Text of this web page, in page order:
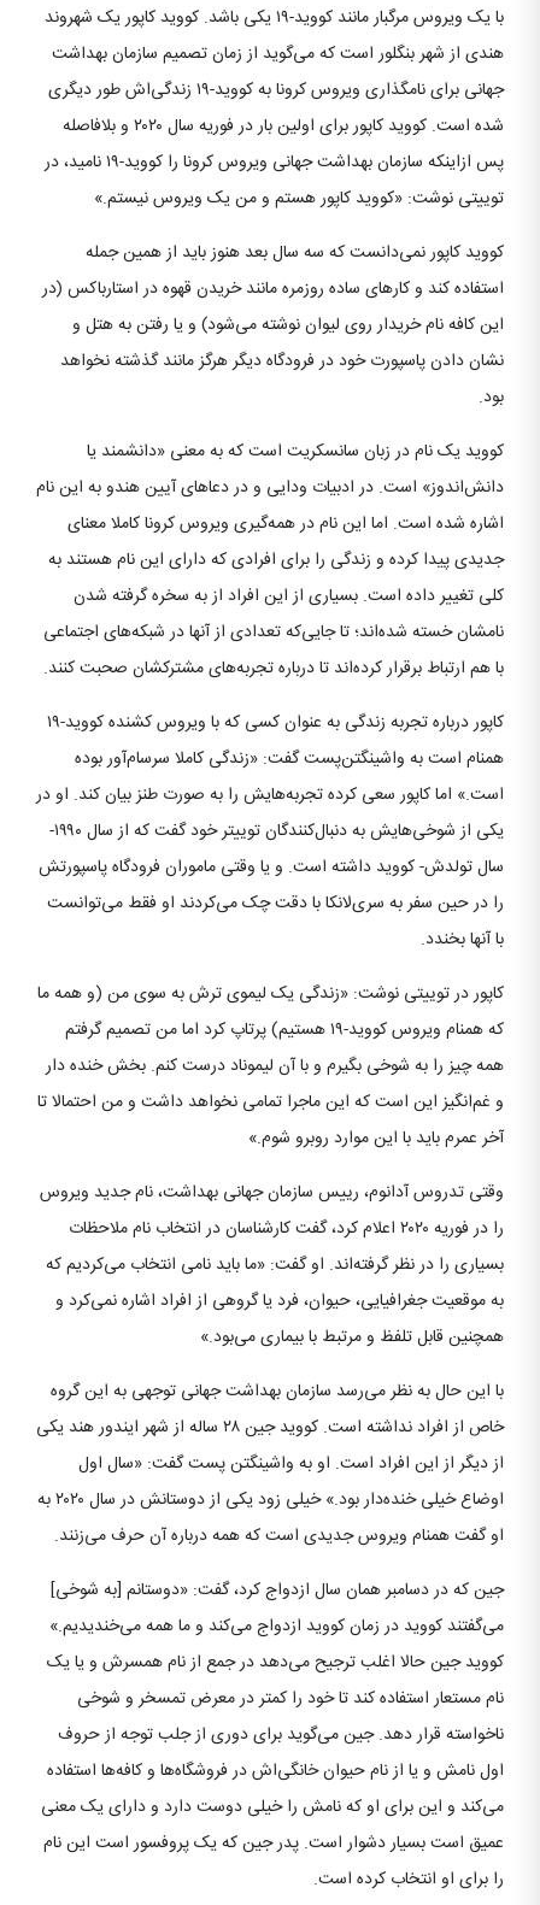
با یک ویروس مرگبار مانند کووید-۱۹ یکی باشد. کووید کاپور یک شهروند
هندی از شهر بنگلور است که می‌گوید از زمان تصمیم سازمان بهداشت
جهانی برای نامگذاری ویروس کرونا به کووید-۱۹ زندگی‌اش طور دیگری
شده است. کووید کاپور برای اولین بار در فوریه سال ۲۰۲۰ و بلافاصله
پس ازاینکه سازمان بهداشت جهانی ویروس کرونا را کووید-۱۹ نامید، در
توییتی نوشت: «کووید کاپور هستم و من یک ویروس نیستم.»
کووید کاپور نمی‌دانست که سه سال بعد هنوز باید از همین جمله
استفاده کند و کارهای ساده روزمره مانند خریدن قهوه در استارباکس (در
این کافه نام خریدار روی لیوان نوشته می‌شود) و یا رفتن به هتل و
نشان دادن پاسپورت خود در فرودگاه دیگر هرگز مانند گذشته نخواهد
بود.
کووید یک نام در زبان سانسکریت است که به معنی «دانشمند یا
دانش‌اندوز» است. در ادبیات ودایی و در دعاهای آیین هندو به این نام
اشاره شده است. اما این نام در همه‌گیری ویروس کرونا کاملا معنای
جدیدی پیدا کرده و زندگی را برای افرادی که دارای این نام هستند به
کلی تغییر داده است. بسیاری از این افراد از به سخره گرفته شدن
نامشان خسته شده‌اند؛ تا جایی‌که تعدادی از آنها در شبکه‌های اجتماعی
با هم ارتباط برقرار کرده‌اند تا درباره تجربه‌های مشترکشان صحبت کنند.
کاپور درباره تجربه زندگی به عنوان کسی که با ویروس کشنده کووید-۱۹
همنام است به واشینگتن‌پست گفت: «زندگی کاملا سرسام‌آور بوده
است.» اما کاپور سعی کرده تجربه‌هایش را به صورت طنز بیان کند. او در
یکی از شوخی‌هایش به دنبال‌کنندگان توییتر خود گفت که از سال ۱۹۹۰-
سال تولدش- کووید داشته است. و یا وقتی ماموران فرودگاه پاسپورتش
را در حین سفر به سری‌لانکا با دقت چک می‌کردند او فقط می‌توانست
با آنها بخندد.
کاپور در توییتی نوشت: «زندگی یک لیموی ترش به سوی من (و همه ما
که همنام ویروس کووید-۱۹ هستیم) پرتاپ کرد اما من تصمیم گرفتم
همه چیز را به شوخی بگیرم و با آن لیموناد درست کنم. بخش خنده دار
و غم‌انگیز این است که این ماجرا تمامی نخواهد داشت و من احتمالا تا
آخر عمرم باید با این موارد روبرو شوم.»
وقتی تدروس آدانوم، رییس سازمان جهانی بهداشت، نام جدید ویروس
را در فوریه ۲۰۲۰ اعلام کرد، گفت کارشناسان در انتخاب نام ملاحظات
بسیاری را در نظر گرفته‌اند. او گفت: «ما باید نامی انتخاب می‌کردیم که
به موقعیت جغرافیایی، حیوان، فرد یا گروهی از افراد اشاره نمی‌کرد و
همچنین قابل تلفظ و مرتبط با بیماری می‌بود.»
با این حال به نظر می‌رسد سازمان بهداشت جهانی توجهی به این گروه
خاص از افراد نداشته است. کووید جین ۲۸ ساله از شهر ایندور هند یکی
از دیگر از این افراد است. او به واشینگتن پست گفت: «سال اول
اوضاع خیلی خنده‌دار بود.» خیلی زود یکی از دوستانش در سال ۲۰۲۰ به
او گفت همنام ویروس جدیدی است که همه درباره آن حرف می‌زنند.
جین که در دسامبر همان سال ازدواج کرد، گفت: «دوستانم [به شوخی]
می‌گفتند کووید در زمان کووید ازدواج می‌کند و ما همه می‌خندیدیم.»
کووید جین حالا اغلب ترجیح می‌دهد در جمع از نام همسرش و یا یک
نام مستعار استفاده کند تا خود را کمتر در معرض تمسخر و شوخی
ناخواسته قرار دهد. جین می‌گوید برای دوری از جلب توجه از حروف
اول نامش و یا از نام حیوان خانگی‌اش در فروشگاه‌ها و کافه‌ها استفاده
می‌کند و این برای او که نامش را خیلی دوست دارد و دارای یک معنی
عمیق است بسیار دشوار است. پدر جین که یک پروفسور است این نام
را برای او انتخاب کرده است.